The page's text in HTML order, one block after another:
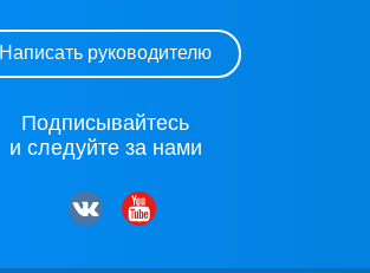
Написать руководителю
Подписывайтесь
и следуйте за нами